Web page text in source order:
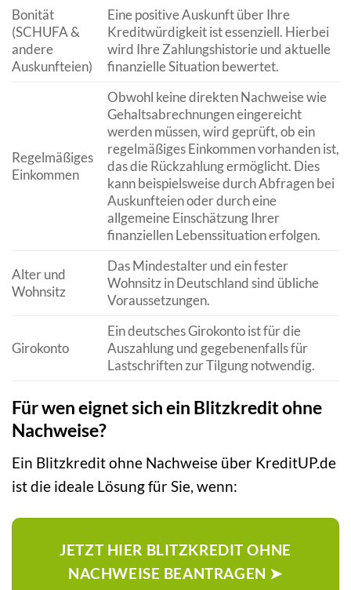
Bonität
(SCHUFA &
andere
Auskunfteien)
Eine positive Auskunft über Ihre
Kreditwürdigkeit ist essenziell. Hierbei
wird Ihre Zahlungshistorie und aktuelle
finanzielle Situation bewertet.
Regelmäßiges
Einkommen
Obwohl keine direkten Nachweise wie
Gehaltsabrechnungen eingereicht
werden müssen, wird geprüft, ob ein
regelmäßiges Einkommen vorhanden ist,
das die Rückzahlung ermöglicht. Dies
kann beispielsweise durch Abfragen bei
Auskunfteien oder durch eine
allgemeine Einschätzung Ihrer
finanziellen Lebenssituation erfolgen.
Alter und
Wohnsitz
Das Mindestalter und ein fester
Wohnsitz in Deutschland sind übliche
Voraussetzungen.
Girokonto
Ein deutsches Girokonto ist für die
Auszahlung und gegebenenfalls für
Lastschriften zur Tilgung notwendig.
Für wen eignet sich ein Blitzkredit ohne
Nachweise?
Ein Blitzkredit ohne Nachweise über KreditUP.de
ist die ideale Lösung für Sie, wenn:
JETZT HIER BLITZKREDIT OHNE
NACHWEISE BEANTRAGEN ➤